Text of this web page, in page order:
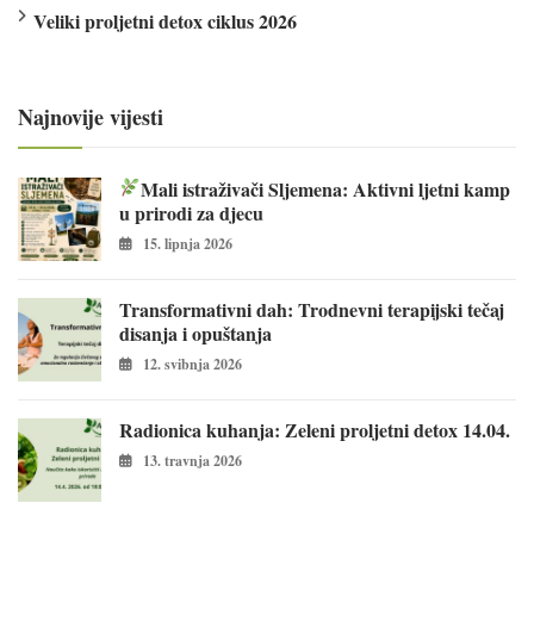
Veliki proljetni detox ciklus 2026
Najnovije vijesti
Mali istraživači Sljemena: Aktivni ljetni kamp
u prirodi za djecu
15. lipnja 2026
Transformativni dah: Trodnevni terapijski tečaj
disanja i opuštanja
12. svibnja 2026
Radionica kuhanja: Zeleni proljetni detox 14.04.
13. travnja 2026